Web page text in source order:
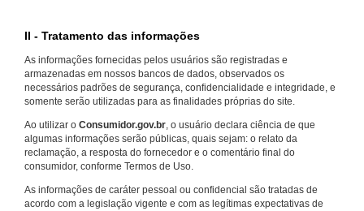
II - Tratamento das informações
As informações fornecidas pelos usuários são registradas e
armazenadas em nossos bancos de dados, observados os
necessários padrões de segurança, confidencialidade e integridade, e
somente serão utilizadas para as finalidades próprias do site.
Ao utilizar o Consumidor.gov.br, o usuário declara ciência de que
algumas informações serão públicas, quais sejam: o relato da
reclamação, a resposta do fornecedor e o comentário final do
consumidor, conforme Termos de Uso.
As informações de caráter pessoal ou confidencial são tratadas de
acordo com a legislação vigente e com as legítimas expectativas de